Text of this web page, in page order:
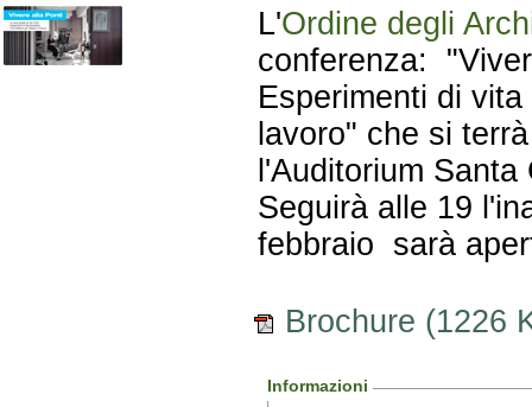
L'Ordine degli
conferenza:
Esperimenti di
lavoro" che si
l'Auditorium
Seguirà alle 19
febbraio sarà
Brochure (1226
Informazioni